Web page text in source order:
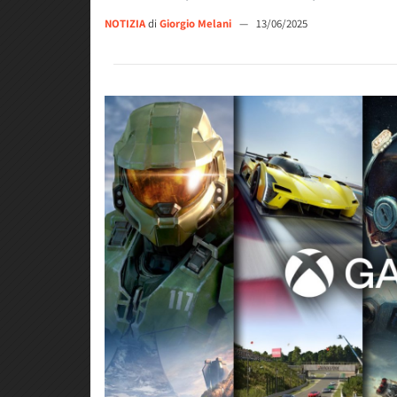
NOTIZIAdi Giorgio Melani — 13/06/2025